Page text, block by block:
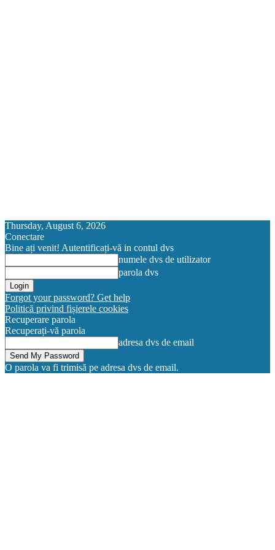
Thursday, August 6, 2026
Conectare
Bine ați venit! Autentificați-vă in contul dvs
numele dvs de utilizator
parola dvs
Forgot your password? Get help
Politică privind fișierele cookies
Recuperare parola
Recuperați-vă parola
adresa dvs de email
O parola va fi trimisă pe adresa dvs de email.